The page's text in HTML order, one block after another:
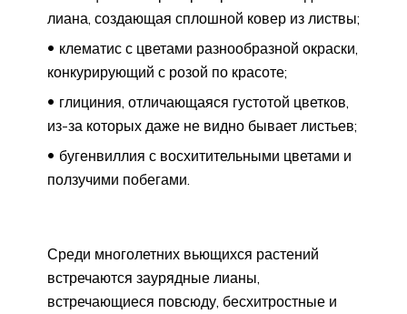
лиана, создающая сплошной ковер из листвы;
клематис с цветами разнообразной окраски,
конкурирующий с розой по красоте;
глициния, отличающаяся густотой цветков,
из-за которых даже не видно бывает листьев;
бугенвиллия с восхитительными цветами и
ползучими побегами.
Среди многолетних вьющихся растений
встречаются заурядные лианы,
встречающиеся повсюду, бесхитростные и